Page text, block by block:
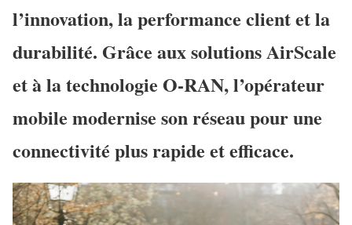
l’innovation, la performance client et la
durabilité. Grâce aux solutions AirScale
et à la technologie O-RAN, l’opérateur
mobile modernise son réseau pour une
connectivité plus rapide et efficace.